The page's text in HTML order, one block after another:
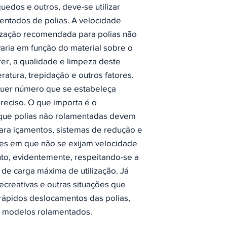
e outros, deve-se utilizar
de polias. A velocidade
recomendada para polias não
em função do material sobre o
a qualidade e limpeza deste
trepidação e outros fatores.
número que se estabeleça
O que importa é o
polias não rolamentadas devem
içamentos, sistemas de redução e
em que não se exijam velocidade
evidentemente, respeitando-se a
carga máxima de utilização. Já
e outras situações que
deslocamentos das polias,
rolamentados.